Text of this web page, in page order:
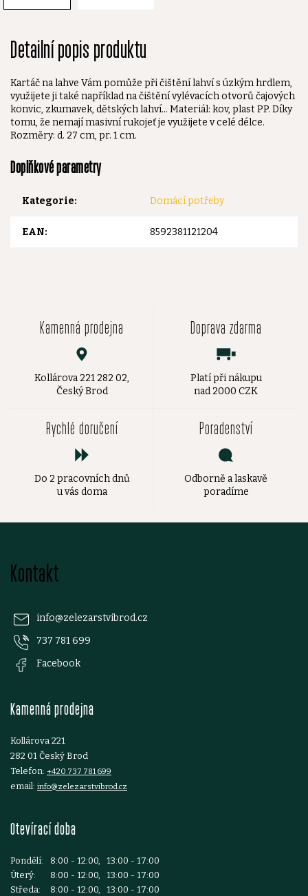
Detailní popis produktu
Kartáč na lahve Vám pomůže při čištění lahví s úzkým hrdlem,
využijete ji také například na čištění vylévacích otvorů čajových
konvic, zkumavek, dětských lahví... Materiál: kov, plast PP. Díky
tomu, že nemají masivní rukojeť je využijete v celé délce.
Rozměry: d. 27 cm, pr. 1 cm.
Doplňkové parametry
Kategorie: Domácí potřeby
EAN: 8592381121204
Kamenná prodejna
Kollárova 221 282 02,
Český Brod
Doprava zdarma
Platí při nákupu
nad 2000 CZK
Rychlé doručení
Do 2 pracovních dnů
u vás doma
Poradenství
Odborně a laskavě
poradíme
Kontakt
info@zelezarstvibrod.cz
737 781 699
Facebook
Kamenná prodejna
Kollárova 221
282 01 Český Brod
Telefon: +420 737 781 699
email: info@zelezarstvibrod.cz
Otevírací doba
Pondělí:
8:00 - 12:00, 13:00 - 17:00
Úterý:
8:00 - 12:00, 13:00 - 17:00
Středa:
8:00 - 12:00, 13:00 - 17:00